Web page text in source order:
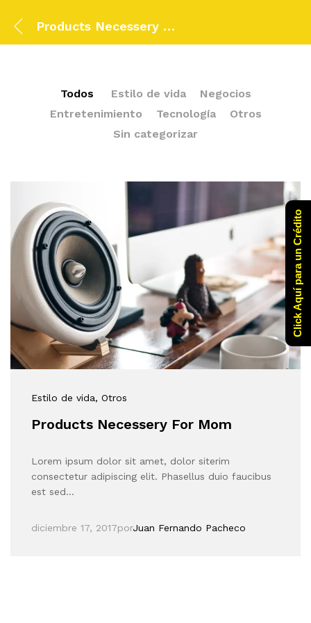
Products Necessery For Mom
Todos Estilo de vida
Negocios
Entretenimiento
Tecnología
Otros
Sin categorizar
Estilo de vida, Otros
Products Necessery For Mom
Lorem ipsum dolor sit amet, dolor siterim
consectetur adipiscing elit. Phasellus duio faucibus
est sed…
diciembre 17, 2017porJuan Fernando Pacheco
Click Aquí para un Crédito